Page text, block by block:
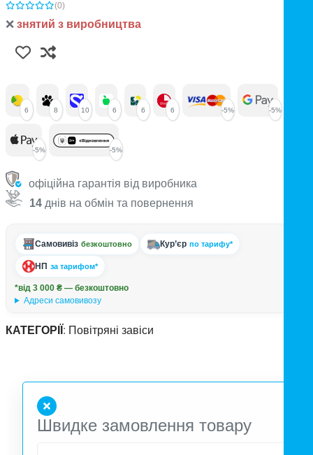
(0)
❌ знятий з виробництва
6 8 10 6 6 6 -5% -5%
-5% -5%
офіційна гарантія від виробника
14 днів на обмін та повернення
Самовивіз безкоштовно Кур’єр по тарифу*
НП за тарифом*
*від 3 000 ₴ — безкоштовно
Адреси самовивозу
КАТЕГОРІЇ : Повітряні завіси
Швидке замовлення товару